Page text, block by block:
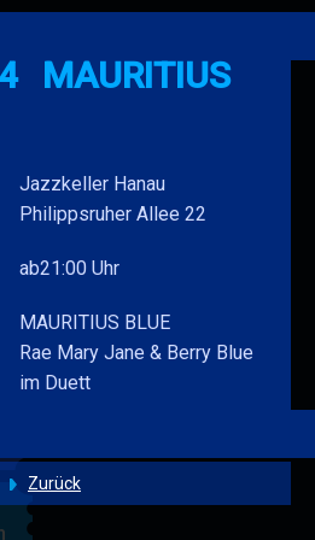
MAURITIUS
Jazzkeller Hanau
Philippsruher Allee 22
ab21:00 Uhr
MAURITIUS BLUE
Rae Mary Jane & Berry Blue
im Duett
Zurück